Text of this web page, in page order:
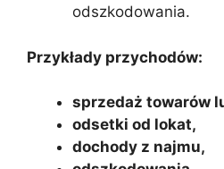
odszkodowania.
Przykłady przychodów:
sprzedaż towarów
odsetki od lokat,
dochody z najmu,